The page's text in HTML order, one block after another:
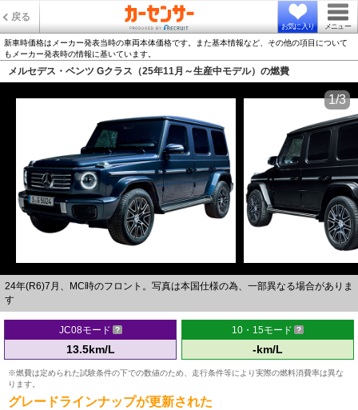
戻る
お気に入り メニュー
新車時価格はメーカー発表当時の車両本体価格です。また基本情報など、その他の項目について
もメーカー発表時の情報に基いています。
メルセデス・ベンツ Gクラス（25年11月～生産中モデル）の燃費
24年(R6)7月、MC時のフロント。写真は本国仕様の為、一部異なる場合がありま
す
1/3
JC08モード
13.5km/L
10・15モード
-km/L
※燃費は定められた試験条件の下での数値のため、走行条件等により実際の燃料消費率は異な
ります。
グレードラインナップが更新された